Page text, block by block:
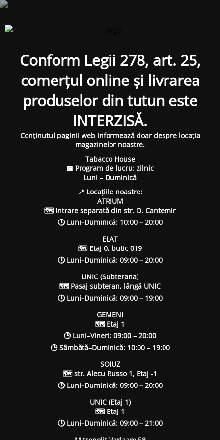
Conform Legii 278, art. 25,
comerțul online și livrarea
produselor din tutun este
INTERZISĂ.
Conținutul paginii web informează doar despre locația
magazinelor noastre.
Tabacco House
📅 Program de lucru: zilnic
Luni – Duminică
📍 Locațiile noastre:
ATRIUM
🗺 Intrare separată din str. D. Cantemir
🕒 Luni–Duminică: 10:00 – 20:00
ELAT
🗺 Etaj 0, butic 019
🕒 Luni–Duminică: 09:00 – 20:00
UNIC (Subterana)
🗺 Pasaj subteran, lângă UNIC
🕒 Luni–Duminică: 09:00 – 19:00
GEMENI
🗺 Etaj 1
🕒 Luni–Vineri: 09:00 – 20:00
🕒 Sâmbătă–Duminică: 10:00 – 19:00
SOIUZ
🗺 str. Alecu Russo 1, Etaj -1
🕒 Luni–Duminică: 09:00 – 20:00
UNIC (Etaj 1)
🗺 Etaj 1
🕒 Luni–Duminică: 09:00 – 21:00